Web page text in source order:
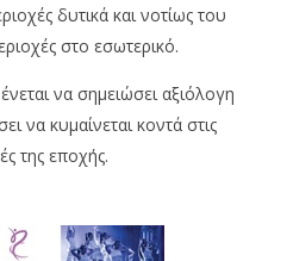
δυτικά και νοτίως του
στο εσωτερικό.
να σημειώσει αξιόλογη
να κυμαίνεται κοντά στις
της εποχής.